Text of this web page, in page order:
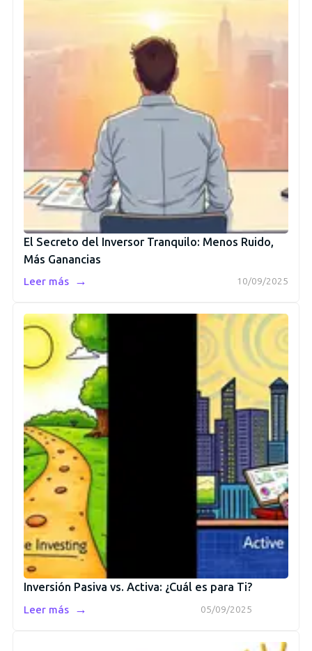
El Secreto del Inversor Tranquilo: Menos Ruido,
Más Ganancias
10/09/2025
Leer más →
Inversión Pasiva vs. Activa: ¿Cuál es para Ti?
05/09/2025
Leer más →